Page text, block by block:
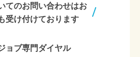
てのお問い合わせはお
受け付けております
ョブ専門ダイヤル